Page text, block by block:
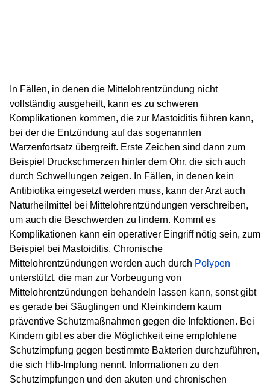
In Fällen, in denen die Mittelohrentzündung nicht
vollständig ausgeheilt, kann es zu schweren
Komplikationen kommen, die zur Mastoiditis führen kann,
bei der die Entzündung auf das sogenannten
Warzenfortsatz übergreift. Erste Zeichen sind dann zum
Beispiel Druckschmerzen hinter dem Ohr, die sich auch
durch Schwellungen zeigen. In Fällen, in denen kein
Antibiotika eingesetzt werden muss, kann der Arzt auch
Naturheilmittel bei Mittelohrentzündungen verschreiben,
um auch die Beschwerden zu lindern. Kommt es
Komplikationen kann ein operativer Eingriff nötig sein, zum
Beispiel bei Mastoiditis. Chronische
Mittelohrentzündungen werden auch durch Polypen
unterstützt, die man zur Vorbeugung von
Mittelohrentzündungen behandeln lassen kann, sonst gibt
es gerade bei Säuglingen und Kleinkindern kaum
präventive Schutzmaßnahmen gegen die Infektionen. Bei
Kindern gibt es aber die Möglichkeit eine empfohlene
Schutzimpfung gegen bestimmte Bakterien durchzuführen,
die sich Hib-Impfung nennt. Informationen zu den
Schutzimpfungen und den akuten und chronischen